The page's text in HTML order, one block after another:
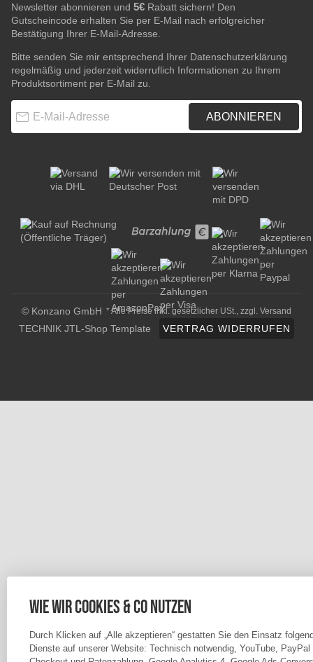
Newsletter abonnieren und 5€ Rabatt sichern! Den
Gutscheincode erhalten Sie per E-Mail nach erfolgreicher
Bestätigung Ihrer E-Mail-Adresse.
Bitte senden Sie mir entsprechend Ihrer Datenschutzerklärung
regelmäßig und jederzeit widerruflich Informationen zu Ihrem
Produktsortiment per E-Mail zu.
ABONNIEREN
© Konzano GmbH * Alle Preise inkl. gesetzlicher USt., zzgl. Versand
TECHNIK JTL-Shop Template VERTRAG WIDERRUFEN
Wie wir Cookies & Co nutzen
Durch Klicken auf „Alle akzeptieren“ gestatten Sie den Einsatz
Dienste auf unserer Website: Technisch notwendig, YouTube,